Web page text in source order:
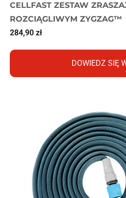
CELLFAST ZESTAW
ROZCIĄGLIWYM ZYGZAG™
284,90 zł
DOWIEDZ SIĘ